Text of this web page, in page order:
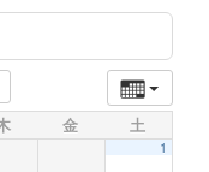
金 土
1